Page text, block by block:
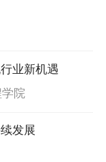
业新机遇
院
发展